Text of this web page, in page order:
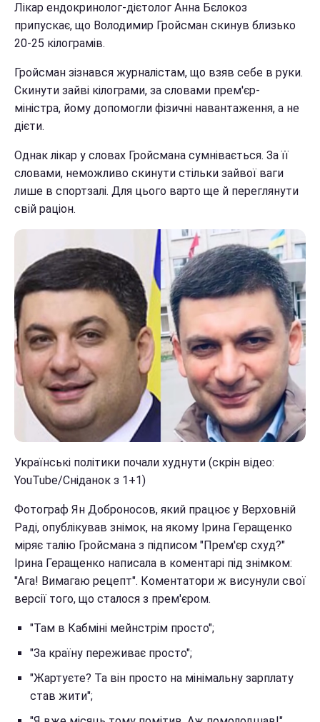
Лікар ендокринолог-дієтолог Анна Бєлокоз
припускає, що Володимир Гройсман скинув близько
20-25 кілограмів.
Гройсман зізнався журналістам, що взяв себе в руки.
Скинути зайві кілограми, за словами прем'єр-
міністра, йому допомогли фізичні навантаження, а не
дієти.
Однак лікар у словах Гройсмана сумнівається. За її
словами, неможливо скинути стільки зайвої ваги
лише в спортзалі. Для цього варто ще й переглянути
свій раціон.
Українські політики почали худнути (скрін відео:
YouTube/Сніданок з 1+1)
Фотограф Ян Доброносов, який працює у Верховній
Раді, опублікував знімок, на якому Ірина Геращенко
міряє талію Гройсмана з підписом "Прем'єр схуд?"
Ірина Геращенко написала в коментарі під знімком:
"Ага! Вимагаю рецепт". Коментатори ж висунули свої
версії того, що сталося з прем'єром.
"Там в Кабміні мейнстрім просто";
"За країну переживає просто";
"Жартуєте? Та він просто на мінімальну зарплату
став жити";